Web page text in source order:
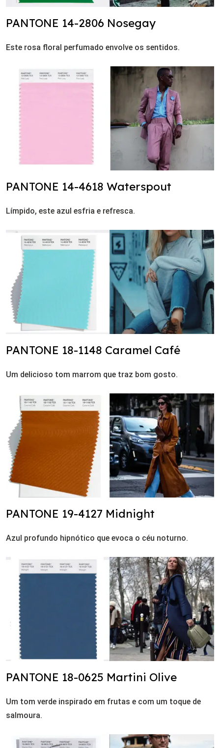
PANTONE 14-2806 Nosegay
Este rosa floral perfumado envolve os sentidos.
PANTONE 14-4618 Waterspout
Límpido, este azul esfria e refresca.
PANTONE 18-1148 Caramel Café
Um delicioso tom marrom que traz bom gosto.
PANTONE 19-4127 Midnight
Azul profundo hipnótico que evoca o céu noturno.
PANTONE 18-0625 Martini Olive
Um tom verde inspirado em frutas e com um toque de
salmoura.